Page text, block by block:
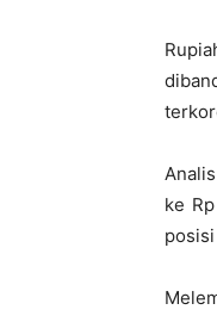
ke
posisi